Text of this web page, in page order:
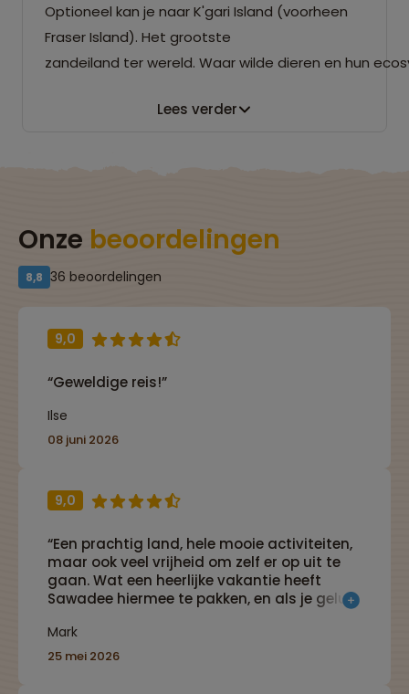
Optioneel kan je naar K'gari Island (voorheen
Fraser Island). Het grootste
zandeiland ter wereld. Waar wilde dieren en hun
Lees verder
Onze beoordelingen
8,8 36 beoordelingen
9,0
“Geweldige reis!”
Ilse
08 juni 2026
9,0
“Een prachtig land, hele mooie activiteiten,
maar ook veel vrijheid om zelf er op uit te
gaan. Wat een heerlijke vakantie heeft
Sawadee hiermee te pakken, en als je gelukt
geweldige mensen ??. Ook een super
reisleidster, die veel wist te vertellen over
Mark
25 mei 2026